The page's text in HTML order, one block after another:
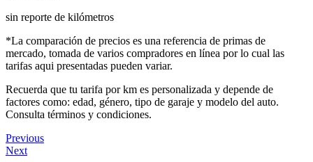
sin reporte de kilómetros
*La comparación de precios es una referencia de primas de
mercado, tomada de varios compradores en línea por lo cual las
tarifas aqui presentadas pueden variar.
Recuerda que tu tarifa por km es personalizada y depende de
factores como: edad, género, tipo de garaje y modelo del auto.
Consulta términos y condiciones.
Previous
Next